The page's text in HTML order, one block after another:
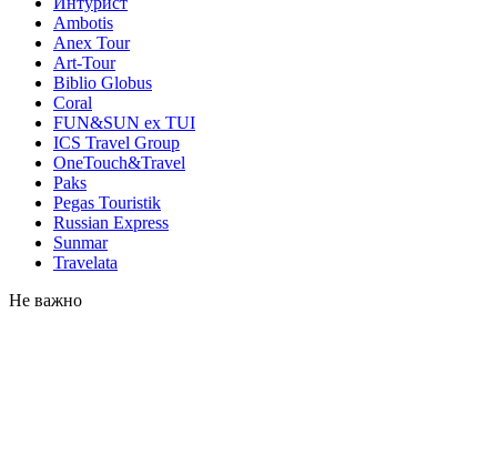
Ambotis
Anex Tour
Art-Tour
Biblio Globus
Coral
FUN&SUN ex TUI
ICS Travel Group
OneTouch&Travel
Paks
Pegas Touristik
Russian Express
Sunmar
Travelata
Не важно